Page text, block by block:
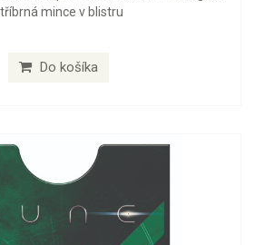
mince v blistru
Do košíka